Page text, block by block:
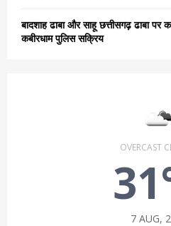
बादशाह ढाबा और साहू छत्तीसगढ़ ढाबा पर
कबीरधाम पुलिस सक्रिय
OVERCAST
7 AUG,